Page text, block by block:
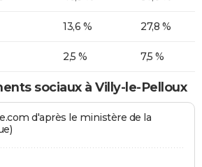
13,6 % 27,8 %
2,5 % 7,5 %
sociaux à Villy-le-Pelloux
d'après le ministère de la